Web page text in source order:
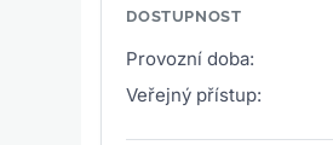
DOSTUPNOST
Provozní doba:
Veřejný přístup: